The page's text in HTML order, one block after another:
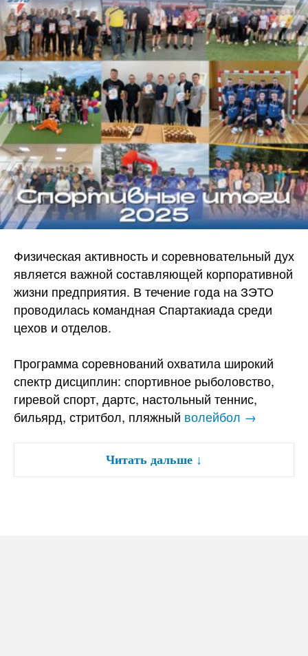
Физическая активность и соревновательный дух
является важной составляющей корпоративной
жизни предприятия. В течение года на ЗЭТО
проводилась командная Спартакиада среди
цехов и отделов.
Программа соревнований охватила широкий
спектр дисциплин: спортивное рыболовство,
гиревой спорт, дартс, настольный теннис,
бильярд, стритбол, пляжный волейбол →
Читать дальше ↓